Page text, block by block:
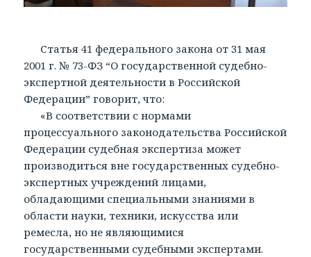
Статья 41 федерального закона от 31 мая
2001 г. № 73-ФЗ “О государственной судебно-
экспертной деятельности в Российской
Федерации” говорит, что:
«В соответствии с нормами
процессуального законодательства Российской
Федерации судебная экспертиза может
производиться вне государственных судебно-
экспертных учреждений лицами,
обладающими специальными знаниями в
области науки, техники, искусства или
ремесла, но не являющимися
государственными судебными экспертами.